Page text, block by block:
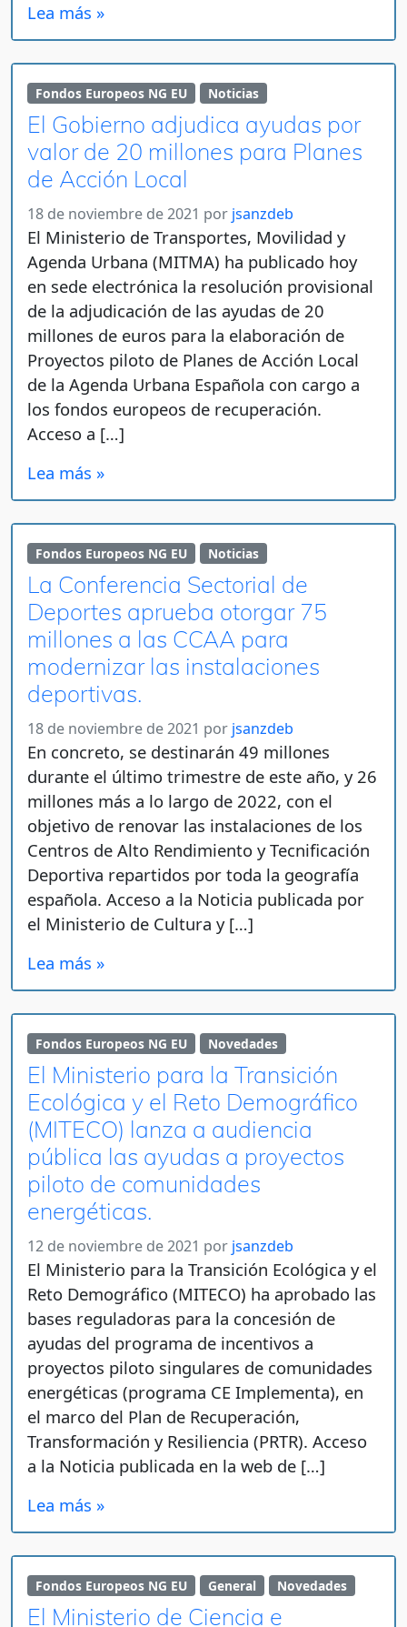
Lea más »
Fondos Europeos NG EU Noticias
El Gobierno adjudica ayudas por
valor de 20 millones para Planes
de Acción Local
18 de noviembre de 2021 por jsanzdeb
El Ministerio de Transportes, Movilidad y
Agenda Urbana (MITMA) ha publicado hoy
en sede electrónica la resolución provisional
de la adjudicación de las ayudas de 20
millones de euros para la elaboración de
Proyectos piloto de Planes de Acción Local
de la Agenda Urbana Española con cargo a
los fondos europeos de recuperación.
Acceso a […]
Lea más »
Fondos Europeos NG EU Noticias
La Conferencia Sectorial de
Deportes aprueba otorgar 75
millones a las CCAA para
modernizar las instalaciones
deportivas.
18 de noviembre de 2021 por jsanzdeb
En concreto, se destinarán 49 millones
durante el último trimestre de este año, y 26
millones más a lo largo de 2022, con el
objetivo de renovar las instalaciones de los
Centros de Alto Rendimiento y Tecnificación
Deportiva repartidos por toda la geografía
española. Acceso a la Noticia publicada por
el Ministerio de Cultura y […]
Lea más »
Fondos Europeos NG EU Novedades
El Ministerio para la Transición
Ecológica y el Reto Demográfico
(MITECO) lanza a audiencia
pública las ayudas a proyectos
piloto de comunidades
energéticas.
12 de noviembre de 2021 por jsanzdeb
El Ministerio para la Transición Ecológica y el
Reto Demográfico (MITECO) ha aprobado las
bases reguladoras para la concesión de
ayudas del programa de incentivos a
proyectos piloto singulares de comunidades
energéticas (programa CE Implementa), en
el marco del Plan de Recuperación,
Transformación y Resiliencia (PRTR). Acceso
a la Noticia publicada en la web de […]
Lea más »
Fondos Europeos NG EU General Novedades
El Ministerio de Ciencia e